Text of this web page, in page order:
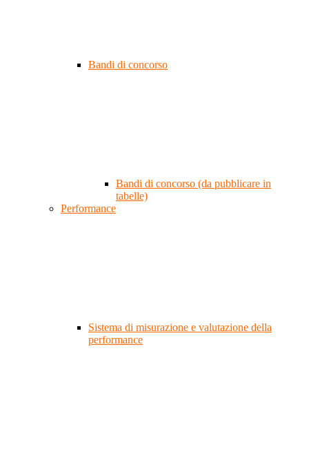
Bandi di concorso
Bandi di concorso (da pubblicare in
tabelle)
Performance
Sistema di misurazione e valutazione della
performance